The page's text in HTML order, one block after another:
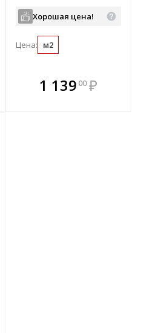
В комплекте
всегда выгоднее!
Хорошая цена!
Цена: м2
1 139 00 ₽